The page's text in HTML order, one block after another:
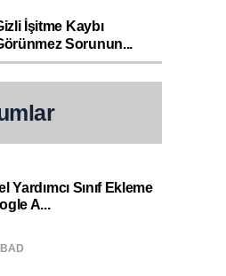
İşitme Kaybı
Sorunun...
Yardımcı Sınıf Ekleme
A...